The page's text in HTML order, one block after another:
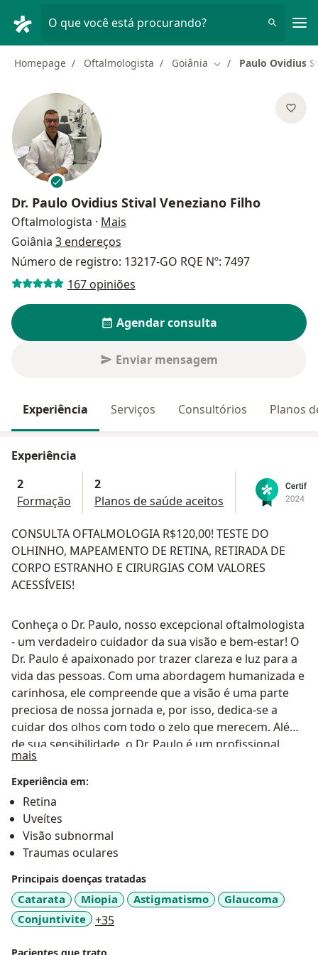
O que você está procurando?
Homepage Oftalmologista Goiânia Mudar de cidade
Paulo Ovidius
Dr. Paulo Ovidius Stival Veneziano Filho
Oftalmologista · Mais
Goiânia 3 endereços
Número de registro: 13217-GO RQE Nº: 7497
167 opiniões
Agendar consulta
Enviar mensagem
Experiência Serviços Consultórios Planos
Experiência
2
Formação
2
Planos de saúde aceitos
CONSULTA OFTALMOLOGIA R$120,00! TESTE DO
OLHINHO, MAPEAMENTO DE RETINA, RETIRADA DE
CORPO ESTRANHO E CIRURGIAS COM VALORES
ACESSÍVEIS!
Conheça o Dr. Paulo, nosso excepcional oftalmologista
- um verdadeiro cuidador da sua visão e bem-estar! O
Dr. Paulo é apaixonado por trazer clareza e luz para a
vida das pessoas. Com uma abordagem humanizada e
carinhosa, ele compreende que a visão é uma parte
preciosa de nossa jornada e, por isso, dedica-se a
cuidar dos olhos com todo o zelo que merecem. Além
de sua sensibilidade, o Dr. Paulo é um profissional
altamente qualificado, atualizado com as mais
recentes tecnologias e tratamentos oftalmológicos.
Seja para consultas de rotina, correção visual ou
tratamentos específicos, ele está comprometido em
oferecer cuidados personalizados e soluções eficazes.
Para o Dr. Paulo, não há nada mais gratificante do que
com clareza. Sua paixão pela oftalmologia reflete-se
em cada atendimento, tornando a experiência
oftalmológica uma jornada de confiança e cuidado.
Venha conhecer o Dr. Paulo e experimente a diferença
de ser tratado com afeto, competência e
mais
Experiência em:
Retina
Uveítes
Visão subnormal
Traumas oculares
Principais doenças tratadas
Catarata Miopia Astigmatismo
Glaucoma
Conjuntivite
+35a11y_sr_more_diseases